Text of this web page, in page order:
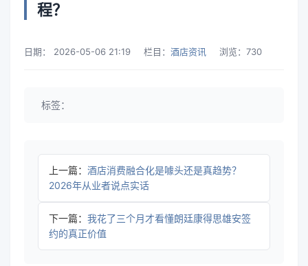
程？
日期： 2026-05-06 21:19 栏目： 酒店资讯 浏览： 730
标签：
上一篇： 酒店消费融合化是噱头还是真趋势？
2026年从业者说点实话
下一篇： 我花了三个月才看懂朗廷康得思雄安签
约的真正价值